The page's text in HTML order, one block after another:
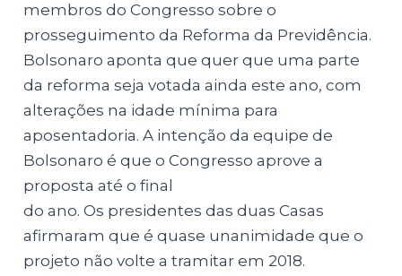
membros do Congresso sobre o
prosseguimento da Reforma da Previdência.
Bolsonaro aponta que quer que uma parte
da reforma seja votada ainda este ano, com
alterações na idade mínima para
aposentadoria. A intenção da equipe de
Bolsonaro é que o Congresso aprove a
proposta até o final
do ano. Os presidentes das duas Casas
afirmaram que é quase unanimidade que o
projeto não volte a tramitar em 2018.